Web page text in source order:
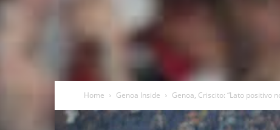
Home Genoa Inside Genoa, Criscito: “Lato positivo